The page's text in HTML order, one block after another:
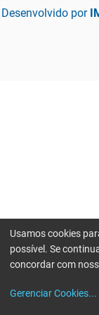
Desenvolvido por
Usamos cookies
possível. Se
concordar com
Gerenciar Cookies...
Erro ao enviar